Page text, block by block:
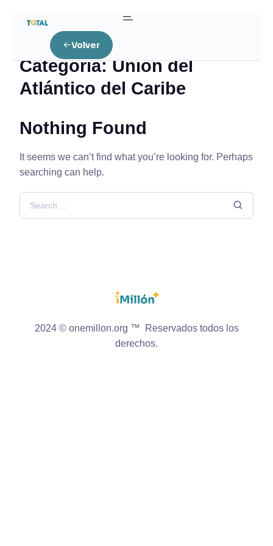
Volver
Home Unión del Atlántico del Caribe
Categoría:Unión del
Atlántico del Caribe
Nothing Found
It seems we can’t find what you’re looking for. Perhaps
searching can help.
2024 © onemillon.org ™ Reservados todos los
derechos.